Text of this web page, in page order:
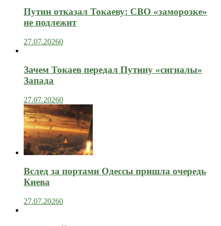
Путин отказал Токаеву: СВО «заморозке»
не подлежит
27.07.20260
Зачем Токаев передал Путину «сигналы»
Запада
27.07.20260
Вслед за портами Одессы пришла очередь
Киева
27.07.20260